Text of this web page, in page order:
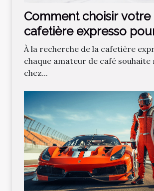
Comment choisir
cafetière expresso
café parfait ?
À la recherche de la cafetière
chaque amateur de café
chez...